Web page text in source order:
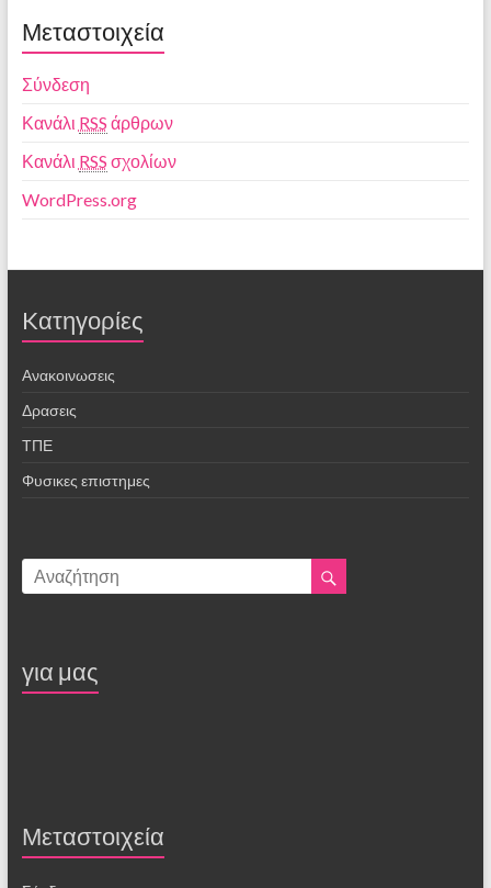
Μεταστοιχεία
Σύνδεση
Κανάλι RSS άρθρων
Κανάλι RSS σχολίων
WordPress.org
Kατηγορίες
Ανακοινωσεις
Δρασεις
ΤΠΕ
Φυσικες επιστημες
για μας
Μεταστοιχεία